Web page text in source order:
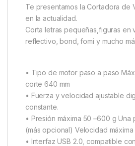
Te presentamos la Cortadora de
en la actualidad.
Corta letras pequeñas,figuras en
reflectivo, bond, fomi y mucho
• Tipo de motor paso a paso
corte 640 mm
• Fuerza y velocidad ajustable
constante.
• Presión máxima 50 –600 g Una
(más opcional) Velocidad
• Interfaz USB 2.0, compatible